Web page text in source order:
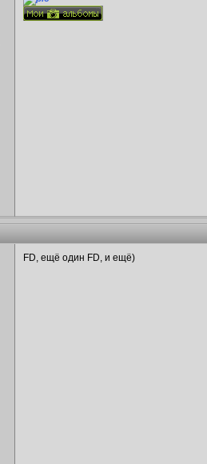
FD, ещё один FD, и ещё)